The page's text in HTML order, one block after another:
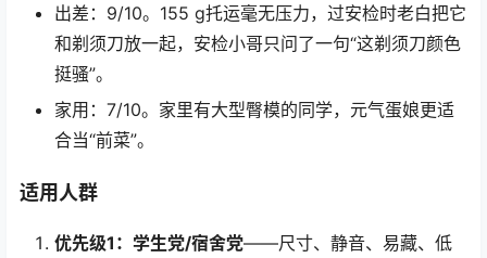
出差：9/10。155 g托运毫无压力，过安检时老白把它
和剃须刀放一起，安检小哥只问了一句“这剃须刀颜色
挺骚”。
家用：7/10。家里有大型臀模的同学，元气蛋娘更适
合当“前菜”。
适用人群
优先级1：学生党/宿舍党——尺寸、静音、易藏、低